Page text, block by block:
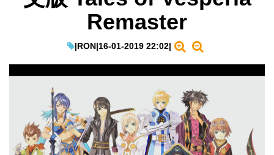
教學評測
IT Times
生成式AI與雲端應用
Remaster
|RON|16-01-2019 22:02|